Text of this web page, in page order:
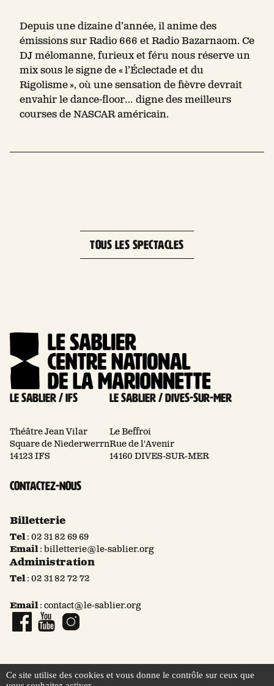
Depuis une dizaine d’année, il anime des
émissions sur Radio 666 et Radio Bazarnaom. Ce
DJ mélomanne, furieux et féru nous réserve un
mix sous le signe de « l’Éclectade et du
Rigolisme », où une sensation de fièvre devrait
envahir le dance-floor… digne des meilleurs
courses de NASCAR américain.
TOUS LES SPECTACLES
Le Sablier / Ifs
Théâtre Jean Vilar
Square de Niederwerrn
14123 IFS
Le Sablier / Dives-sur-mer
Le Beffroi
Rue de l'Avenir
14160 DIVES-SUR-MER
Contactez-nous
Billetterie
Tel: 02 31 82 69 69
Email:billetterie@le-sablier.org
Administration
Tel: 02 31 82 72 72
Email: contact@le-sablier.org
Ce site utilise des cookies et vous donne le contrôle sur ceux que